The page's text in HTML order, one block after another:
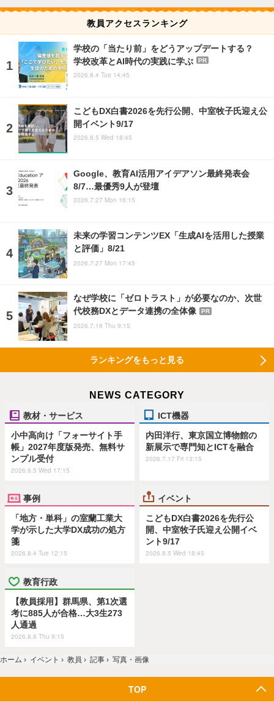
教員アクセスランキング
学校の「当たり前」をどうアップデートする？
学校改革とAI時代の実践に学ぶ
PR
2026.8.4 Tue 14:45
こどもDX白書2026を先行公開、中室牧子氏迎え公
開イベント9/17
2026.8.5 Wed 18:45
Google、教育AI活用アイデアソン最終発表会
8/7…最優秀9人が登壇
2026.7.27 Mon 16:15
未来の学習コンテンツEX「生成AIを活用した授業
と評価」8/21
2026.7.27 Mon 17:45
なぜ学校に「ゼロトラスト」が必要なのか、次世
代校務DXとデータ連携の全体像
PR
2026.7.16 Thu 9:15
ランキングをもっと見る
NEWS CATEGORY
教材・サービス
小中高向け「フォーサイト手
帳」2027年度版発売、無料サ
ンプル受付
2026.8.5 Wed 17:15
ICT機器
内田洋行、東京国立博物館の
新展示で専門知とICTを融合
2026.7.17 Fri 13:15
事例
「地方・単科」の室蘭工業大
学が示した大学DX成功の処方
箋
2026.8.4 Tue 12:15
イベント
こどもDX白書2026を先行公
開、中室牧子氏迎え公開イベ
ント9/17
2026.8.5 Wed 18:45
教育行政
【教員採用】群馬県、第1次選
考に885人が合格…大3生273
人通過
2026.8.6 Thu 9:15
ホーム › イベント › 教員 › 記事 › 写真・画像
TOP